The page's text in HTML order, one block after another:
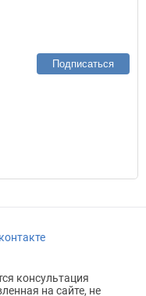
Подписаться
консультация
на сайте, не